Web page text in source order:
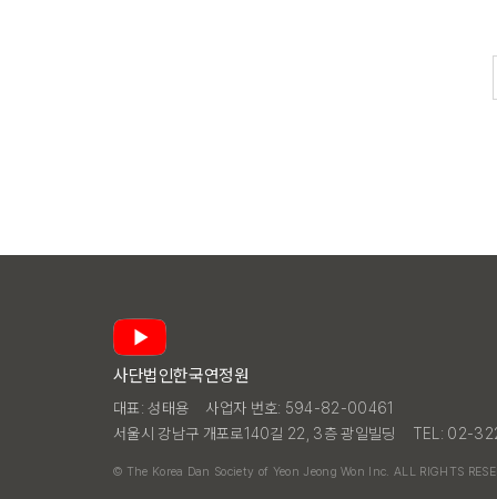
사단법인한국연정원
대표: 성태용
사업자 번호: 594-82-00461
서울시 강남구 개포로140길 22, 3층 광일빌딩
TEL: 02-
© The Korea Dan Society of Yeon Jeong Won Inc. ALL RIGHTS